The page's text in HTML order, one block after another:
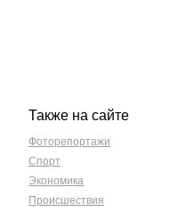
Также на сайте
Фоторепортажи
Спорт
Экономика
Происшествия